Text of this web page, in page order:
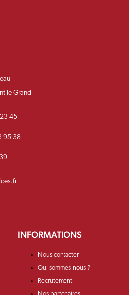
le Grand
45
95 38
INFORMATIONS
Nous contacter
Qui sommes-nous ?
Recrutement